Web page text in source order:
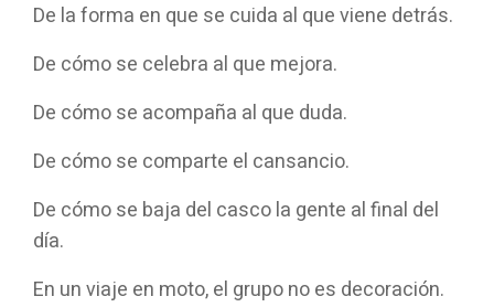
De la forma en que se cuida al que viene detrás.
De cómo se celebra al que mejora.
De cómo se acompaña al que duda.
De cómo se comparte el cansancio.
De cómo se baja del casco la gente al final del
día.
En un viaje en moto, el grupo no es decoración.